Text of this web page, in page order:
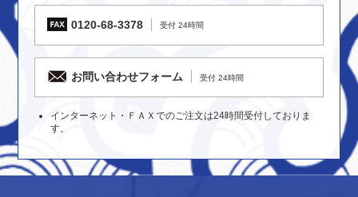
0120-68-3378 受付 24時間
お問い合わせフォーム 受付 24時間
インターネット・ＦＡＸでのご注文は24時間受付しておりま
す。